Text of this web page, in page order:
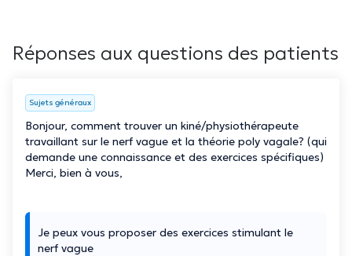
Réponses aux questions des patients
Sujets généraux
Bonjour, comment trouver un kiné/physiothérapeute
travaillant sur le nerf vague et la théorie poly vagale? (qui
demande une connaissance et des exercices spécifiques)
Merci, bien à vous,
Je peux vous proposer des exercices stimulant le
nerf vague